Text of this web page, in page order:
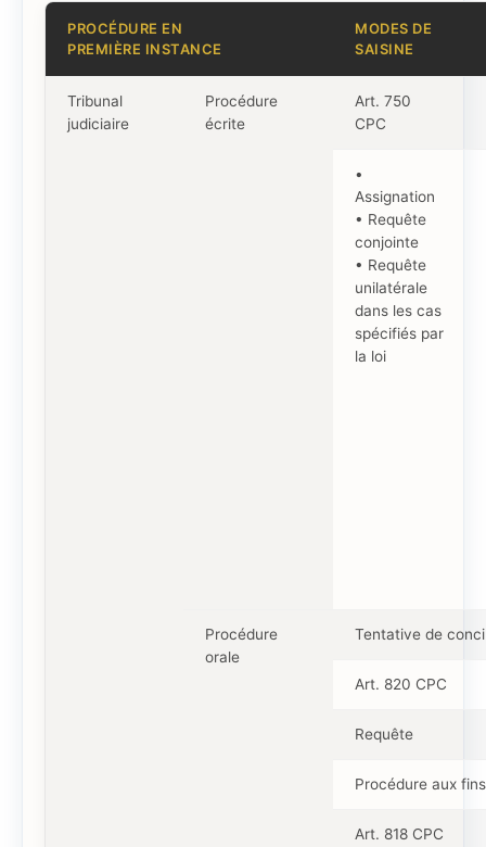
PROCÉDURE EN
PREMIÈRE INSTANCE
MODES DE
SAISINE
Tribunal
judiciaire
Procédure
écrite
Art. 750
CPC
•
Assignation
• Requête
conjointe
• Requête
unilatérale
dans les cas
spécifiés par
la loi
Procédure
orale
Tentative de
Art. 820 CPC
Requête
Procédure aux
Art. 818 CPC